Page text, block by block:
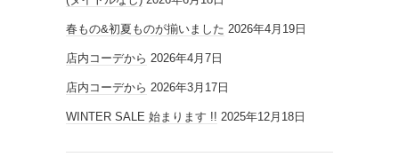
春もの&初夏ものが揃いました 2026年4月19日
店内コーデから 2026年4月7日
店内コーデから 2026年3月17日
WINTER SALE 始まります !! 2025年12月18日